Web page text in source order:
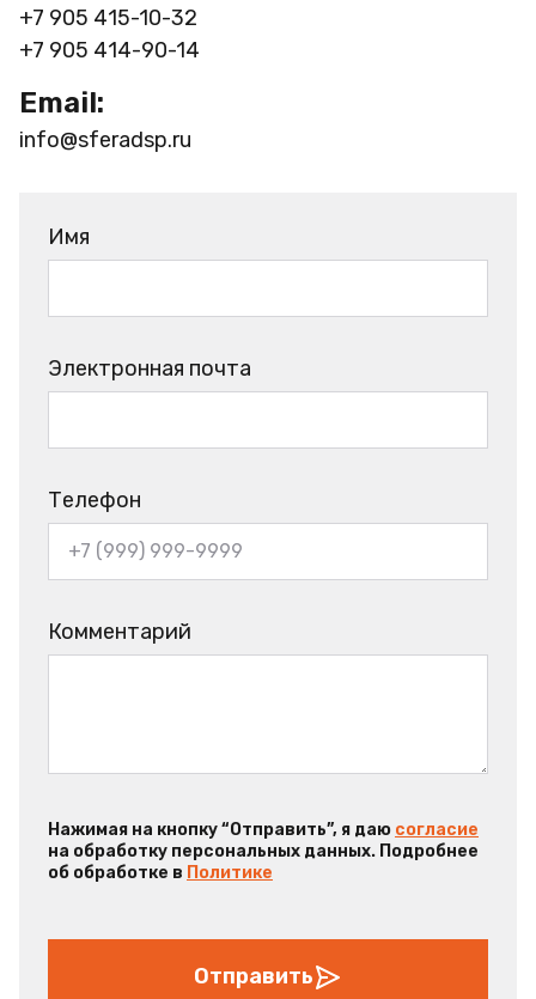
+7 905 415-10-32
+7 905 414-90-14
Email:
info@sferadsp.ru
Имя
Электронная почта
Телефон
Комментарий
Нажимая на кнопку “Отправить”, я даю согласие
на обработку персональных данных. Подробнее
об обработке в Политике
Отправить